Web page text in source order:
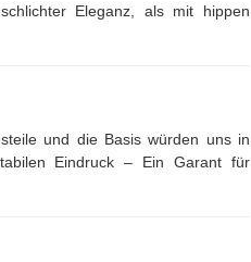
Eleganz, als mit hippen
und die Basis würden uns in
Eindruck – Ein Garant für